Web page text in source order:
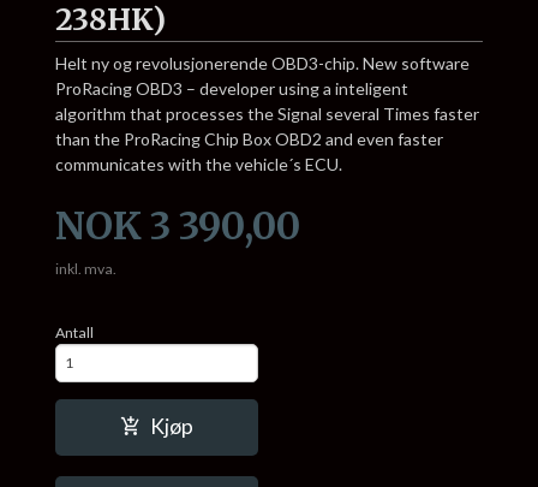
238HK)
Helt ny og revolusjonerende OBD3-chip. New software
ProRacing OBD3 – developer using a inteligent
algorithm that processes the Signal several Times faster
than the ProRacing Chip Box OBD2 and even faster
communicates with the vehicle´s ECU.
Pris
NOK 3 390,00
inkl. mva.
Antall
Kjøp